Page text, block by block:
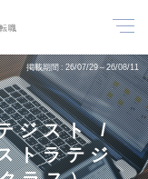
職
掲載期間 26/07/29～26/08/11
ジスト /
トラテジ